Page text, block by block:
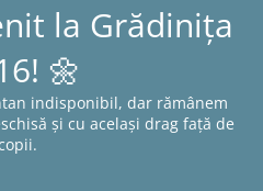
la Grădinița
🌼
indisponibil, dar rămânem
și cu același drag față de